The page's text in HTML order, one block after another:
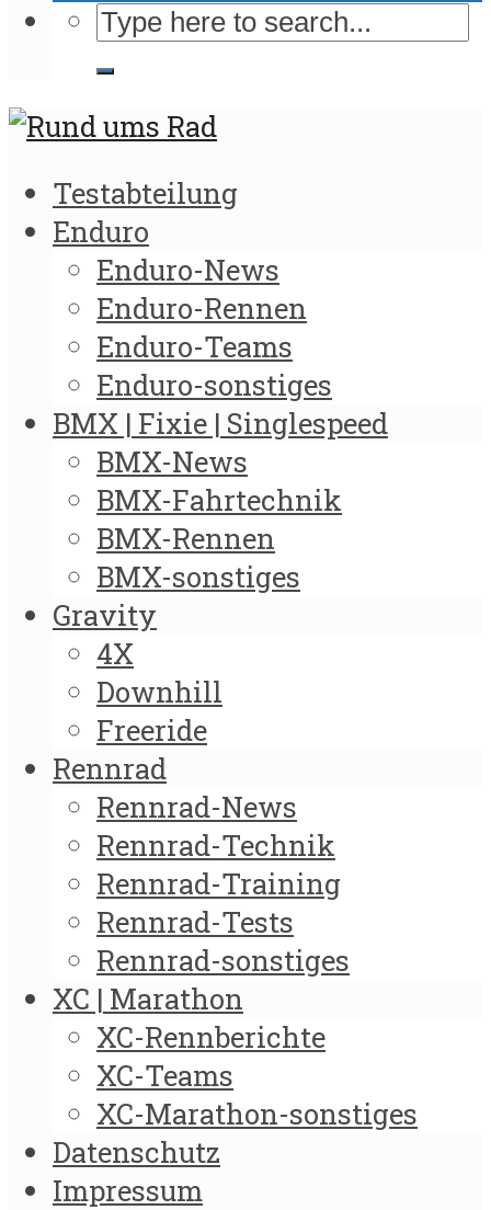
Testabteilung
Enduro
Enduro-News
Enduro-Rennen
Enduro-Teams
Enduro-sonstiges
BMX | Fixie | Singlespeed
BMX-News
BMX-Fahrtechnik
BMX-Rennen
BMX-sonstiges
Gravity
4X
Downhill
Freeride
Rennrad
Rennrad-News
Rennrad-Technik
Rennrad-Training
Rennrad-Tests
Rennrad-sonstiges
XC | Marathon
XC-Rennberichte
XC-Teams
XC-Marathon-sonstiges
Datenschutz
Impressum